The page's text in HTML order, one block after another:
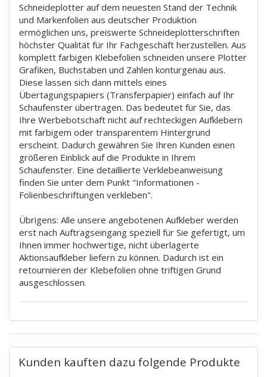
Schneideplotter auf dem neuesten Stand der Technik
und Markenfolien aus deutscher Produktion
ermöglichen uns, preiswerte Schneideplotterschriften
höchster Qualität für Ihr Fachgeschäft herzustellen. Aus
komplett farbigen Klebefolien schneiden unsere Plotter
Grafiken, Buchstaben und Zahlen konturgenau aus.
Diese lassen sich dann mittels eines
Übertagungspapiers (Transferpapier) einfach auf Ihr
Schaufenster übertragen. Das bedeutet für Sie, das
Ihre Werbebotschaft nicht auf rechteckigen Aufklebern
mit farbigem oder transparentem Hintergrund
erscheint. Dadurch gewähren Sie Ihren Kunden einen
größeren Einblick auf die Produkte in Ihrem
Schaufenster. Eine detaillierte Verklebeanweisung
finden Sie unter dem Punkt "Informationen -
Folienbeschriftungen verkleben".
Übrigens: Alle unsere angebotenen Aufkleber werden
erst nach Auftragseingang speziell für Sie gefertigt, um
Ihnen immer hochwertige, nicht überlagerte
Aktionsaufkleber liefern zu können. Dadurch ist ein
retournieren der Klebefolien ohne triftigen Grund
ausgeschlossen.
Kunden kauften dazu folgende Produkte